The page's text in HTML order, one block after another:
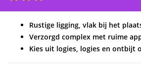
Rustige ligging, vlak bij het
Verzorgd complex met ruime
Kies uit logies, logies en ontbijt